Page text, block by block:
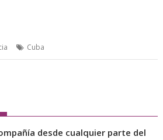
Cuba
desde cualquier parte del